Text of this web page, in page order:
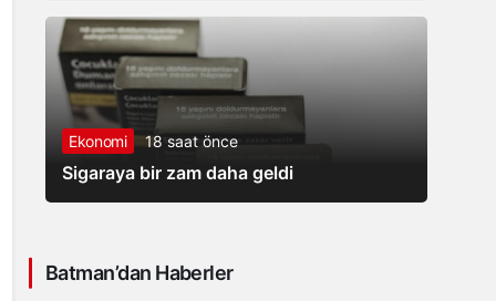
Ekonomi 18 saat önce
Sigaraya bir zam daha geldi
Batman’dan Haberler